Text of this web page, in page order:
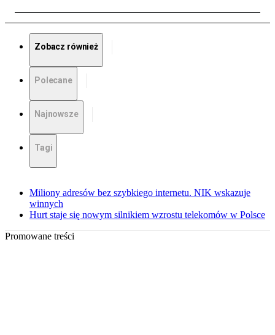
Zobacz również
Polecane
Najnowsze
Tagi
Miliony adresów bez szybkiego internetu. NIK wskazuje
winnych
Hurt staje się nowym silnikiem wzrostu telekomów w Polsce
Promowane treści